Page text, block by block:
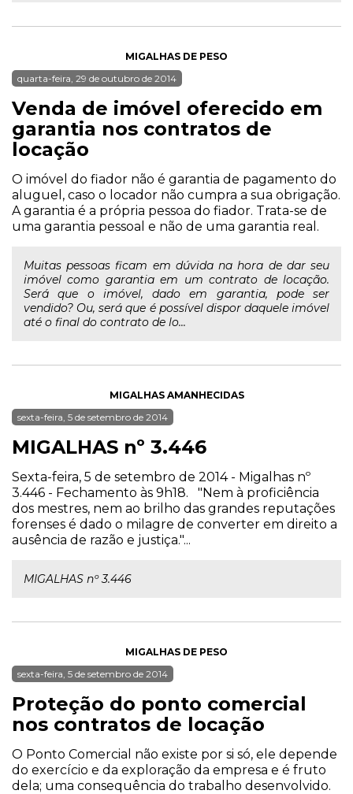
MIGALHAS DE PESO
quarta-feira, 29 de outubro de 2014
Venda de imóvel oferecido em
garantia nos contratos de
locação
O imóvel do fiador não é garantia de pagamento do
aluguel, caso o locador não cumpra a sua obrigação.
A garantia é a própria pessoa do fiador. Trata-se de
uma garantia pessoal e não de uma garantia real.
Muitas pessoas ficam em dúvida na hora de dar seu
imóvel como garantia em um contrato de locação.
Será que o imóvel, dado em garantia, pode ser
vendido? Ou, será que é possível dispor daquele imóvel
até o final do contrato de lo...
MIGALHAS AMANHECIDAS
sexta-feira, 5 de setembro de 2014
MIGALHAS nº 3.446
Sexta-feira, 5 de setembro de 2014 - Migalhas nº
3.446 - Fechamento às 9h18. "Nem à proficiência
dos mestres, nem ao brilho das grandes reputações
forenses é dado o milagre de converter em direito a
ausência de razão e justiça."...
MIGALHAS nº 3.446
MIGALHAS DE PESO
sexta-feira, 5 de setembro de 2014
Proteção do ponto comercial
nos contratos de locação
O Ponto Comercial não existe por si só, ele depende
do exercício e da exploração da empresa e é fruto
dela; uma consequência do trabalho desenvolvido.